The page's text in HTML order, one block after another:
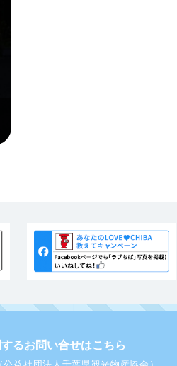
るお問い合せはこちら